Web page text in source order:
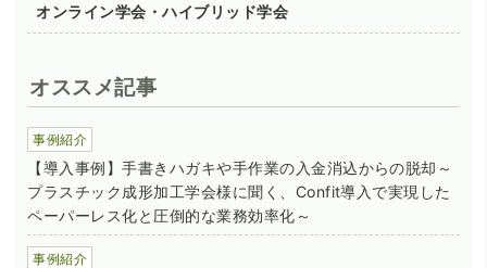
オンライン学会・ハイブリッド学会
オススメ記事
事例紹介
【導入事例】手書きハガキや手作業の入金消込からの脱却～
プラスチック成形加工学会様に聞く、Confit導入で実現した
ペーパーレス化と圧倒的な業務効率化～
事例紹介